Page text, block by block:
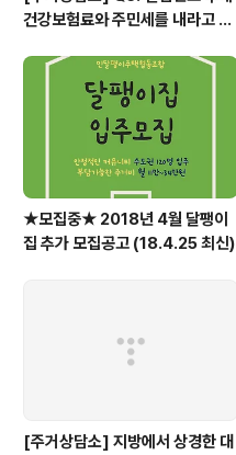
건강보험료와 주민세를 내라고 고
★모집중★ 2018년 4월 달팽이
집 추가 모집공고 (18.4.25 최신)
[주거상담소] 지방에서 상경한 대